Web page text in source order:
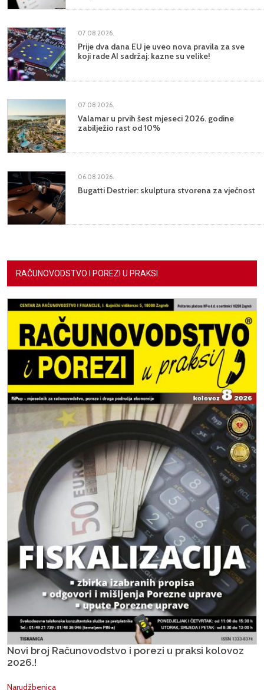
07.08.2026.
Prije dva dana EU je uveo nova pravila za sve
koji rade AI sadržaj: kazne su velike!
07.08.2026.
Valamar u prvih šest mjeseci 2026. godine
zabilježio rast od 10%
06.08.2026.
Bugatti Destrier: skulptura stvorena za vječnost
RAČUNOVODSTVO I POREZI U PRAKSI
Novi broj Računovodstvo i porezi u praksi kolovoz
2026.!
Narudžbenica